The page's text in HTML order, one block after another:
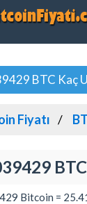
BTC Kaç
Fiyatı
Bitcoin =